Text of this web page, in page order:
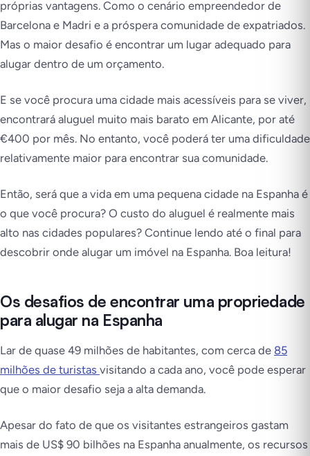
próprias vantagens. Como o cenário empreendedor de
Barcelona e Madri e a próspera comunidade de expatriados.
Mas o maior desafio é encontrar um lugar adequado para
alugar dentro de um orçamento.
E se você procura uma cidade mais acessíveis para se viver,
encontrará aluguel muito mais barato em Alicante, por até
€400 por mês. No entanto, você poderá ter uma dificuldade
relativamente maior para encontrar sua comunidade.
Então, será que a vida em uma pequena cidade na Espanha é
o que você procura? O custo do aluguel é realmente mais
alto nas cidades populares? Continue lendo até o final para
descobrir onde alugar um imóvel na Espanha. Boa leitura!
Os desafios de encontrar uma propriedade
para alugar na Espanha
Lar de quase 49 milhões de habitantes, com cerca de 85
milhões de turistas visitando a cada ano, você pode esperar
que o maior desafio seja a alta demanda.
Apesar do fato de que os visitantes estrangeiros gastam
mais de US$ 90 bilhões na Espanha anualmente, os recursos